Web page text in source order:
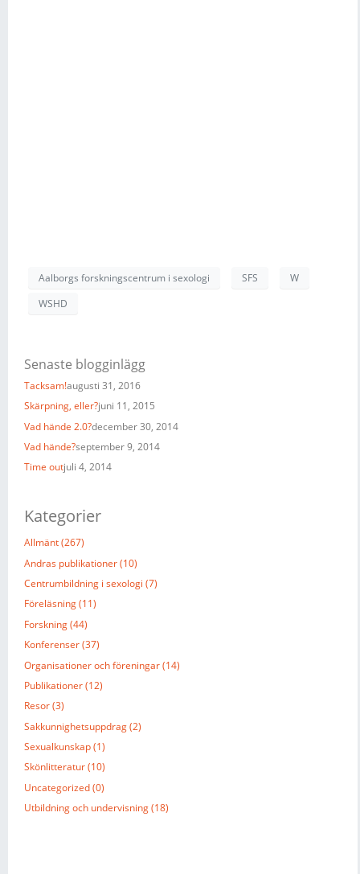
Aalborgs forskningscentrum i sexologi SFS
W
WSHD
Senaste blogginlägg
Tacksam!augusti 31, 2016
Skärpning, eller?juni 11, 2015
Vad hände 2.0?december 30, 2014
Vad hände?september 9, 2014
Time outjuli 4, 2014
Kategorier
Allmänt (267)
Andras publikationer (10)
Centrumbildning i sexologi (7)
Föreläsning (11)
Forskning (44)
Konferenser (37)
Organisationer och föreningar (14)
Publikationer (12)
Resor (3)
Sakkunnighetsuppdrag (2)
Sexualkunskap (1)
Skönlitteratur (10)
Uncategorized (0)
Utbildning och undervisning (18)